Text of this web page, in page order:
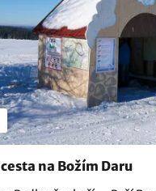
na Božím Daru